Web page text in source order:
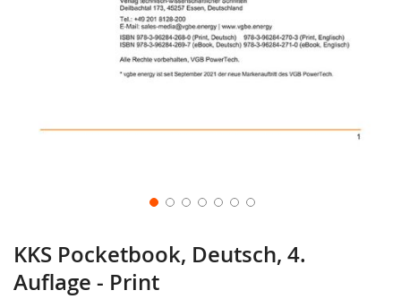
KKS Pocketbook, Deutsch, 4.
Auflage - Print